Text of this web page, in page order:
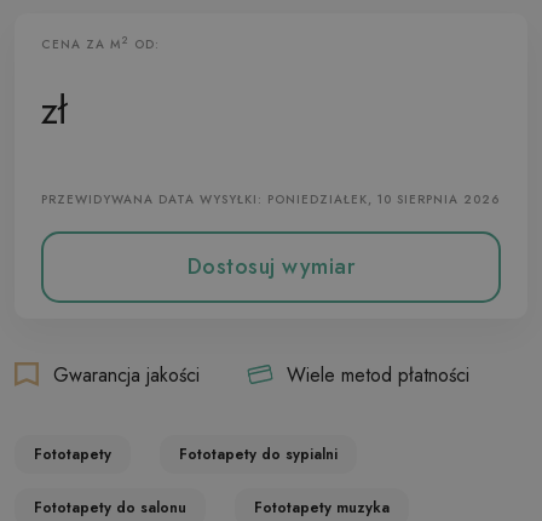
CENA ZA M2 OD:
zł
PRZEWIDYWANA DATA WYSYŁKI: PONIEDZIAŁEK, 10 SIERPNIA 2026
Dostosuj wymiar
Gwarancja jakości Wiele metod płatności
Fototapety Fototapety do sypialni
Fototapety do salonu Fototapety muzyka